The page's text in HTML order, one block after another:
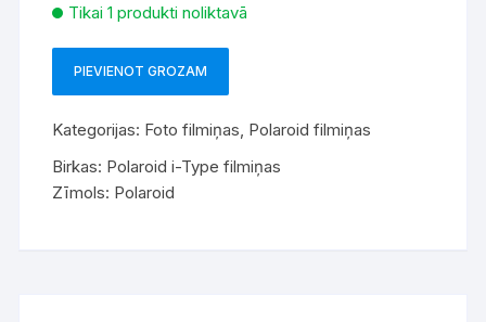
Tikai 1 produkti noliktavā
Polaroid
i-
Type
Film
PIEVIENOT GROZAM
Kategorijas: Foto filmiņas Polaroid filmiņas
Birkas: Polaroid i-Type filmiņas
Zīmols: Polaroid